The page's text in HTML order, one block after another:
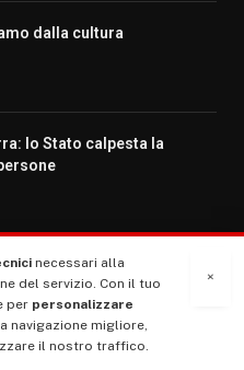
dalla cultura
lo Stato calpesta la
×
necessari alla
del servizio. Con il tuo
per personalizzare
navigazione migliore,
il nostro traffico.